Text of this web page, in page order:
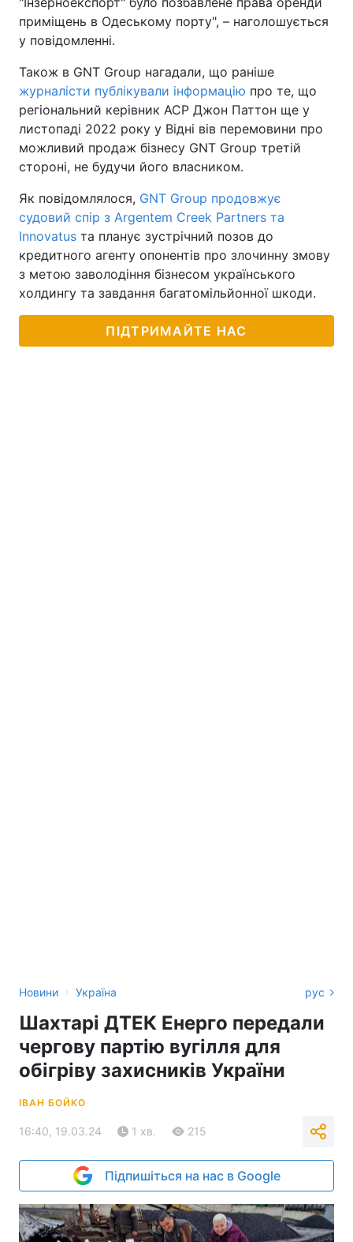
приміщень в Одеському порту", – наголошується
у повідомленні.
Також в GNT Group нагадали, що раніше
журналісти публікували інформацію про те, що
регіональний керівник АСР Джон Паттон ще у
листопаді 2022 року у Відні вів перемовини про
можливий продаж бізнесу GNT Group третій
стороні, не будучи його власником.
Як повідомлялося, GNT Group продовжує
судовий спір з Argentem Creek Partners та
Innovatus та планує зустрічний позов до
кредитного агенту опонентів про злочинну змову
з метою заволодіння бізнесом українського
холдингу та завдання багатомільйонної шкоди.
ПІДТРИМАЙТЕ НАС
Новини › Україна рус
Шахтарі ДТЕК Енерго передали
чергову партію вугілля для
обігріву захисників України
ІВАН БОЙКО
16:40, 19.03.24 1 хв. 215
Підпишіться на нас в Google